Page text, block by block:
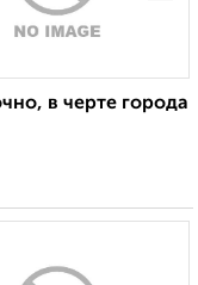
в черте города